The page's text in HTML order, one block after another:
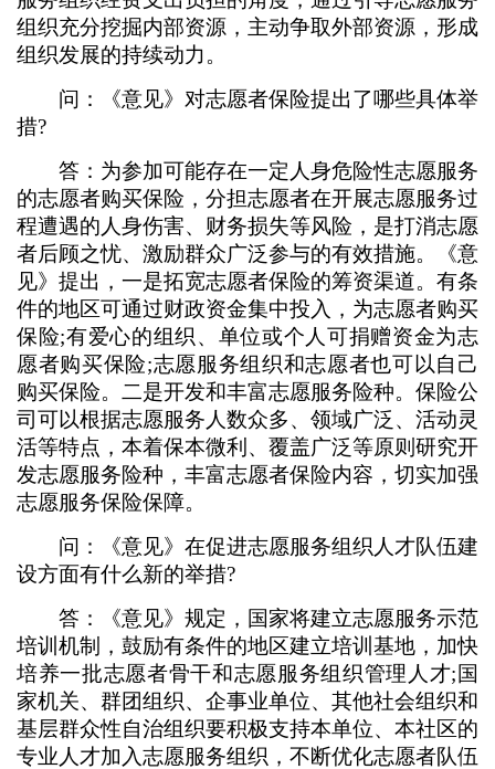
组织充分挖掘内部资源，主动争取外部资源，形成
组织发展的持续动力。
问：《意见》对志愿者保险提出了哪些具体举
措?
答：为参加可能存在一定人身危险性志愿服务
的志愿者购买保险，分担志愿者在开展志愿服务过
程遭遇的人身伤害、财务损失等风险，是打消志愿
者后顾之忧、激励群众广泛参与的有效措施。《意
见》提出，一是拓宽志愿者保险的筹资渠道。有条
件的地区可通过财政资金集中投入，为志愿者购买
保险;有爱心的组织、单位或个人可捐赠资金为志
愿者购买保险;志愿服务组织和志愿者也可以自己
购买保险。二是开发和丰富志愿服务险种。保险公
司可以根据志愿服务人数众多、领域广泛、活动灵
活等特点，本着保本微利、覆盖广泛等原则研究开
发志愿服务险种，丰富志愿者保险内容，切实加强
志愿服务保险保障。
问：《意见》在促进志愿服务组织人才队伍建
设方面有什么新的举措?
答：《意见》规定，国家将建立志愿服务示范
培训机制，鼓励有条件的地区建立培训基地，加快
培养一批志愿者骨干和志愿服务组织管理人才;国
家机关、群团组织、企事业单位、其他社会组织和
基层群众性自治组织要积极支持本单位、本社区的
专业人才加入志愿服务组织，不断优化志愿者队伍